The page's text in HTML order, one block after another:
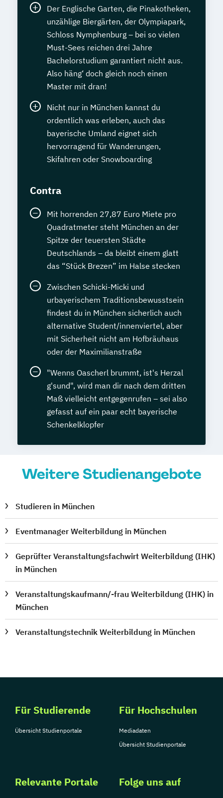
Der Englische Garten, die Pinakotheken,
unzählige Biergärten, der Olympiapark,
Schloss Nymphenburg – bei so vielen
Must-Sees reichen drei Jahre
Bachelorstudium garantiert nicht aus.
Also häng‘ doch gleich noch einen
Master mit dran!
Nicht nur in München kannst du
ordentlich was erleben, auch das
bayerische Umland eignet sich
hervorragend für Wanderungen,
Skifahren oder Snowboarding
Contra
Mit horrenden 27,87 Euro Miete pro
Quadratmeter steht München an der
Spitze der teuersten Städte
Deutschlands – da bleibt einem glatt
das “Stück Brezen” im Halse stecken
Zwischen Schicki-Micki und
urbayerischem Traditionsbewusstsein
findest du in München sicherlich auch
alternative Student/innenviertel, aber
mit Sicherheit nicht am Hofbräuhaus
oder der Maximilianstraße
"Wenns Oascherl brummt, ist's Herzal
g'sund", wird man dir nach dem dritten
Maß vielleicht entgegenrufen – sei also
gefasst auf ein paar echt bayerische
Schenkelklopfer
Weitere Studienangebote
Studieren in München
Eventmanager Weiterbildung in München
Geprüfter Veranstaltungsfachwirt Weiterbildung (IHK)
in München
Veranstaltungskaufmann/-frau Weiterbildung (IHK) in
München
Veranstaltungstechnik Weiterbildung in München
Für Studierende
Übersicht Studienportale
Für Hochschulen
Mediadaten
Übersicht Studienportale
Relevante Portale Folge uns auf